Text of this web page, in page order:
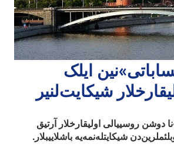
ایلک
شیکایت‌لنیر
دوشن روسییالی اولیقارخلار آرتیق
شیکایتله‌نمه‌یه باشلاییبلار.